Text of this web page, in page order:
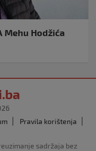
Mehu Hodžića
Pravila korištenja
sadržaja bez